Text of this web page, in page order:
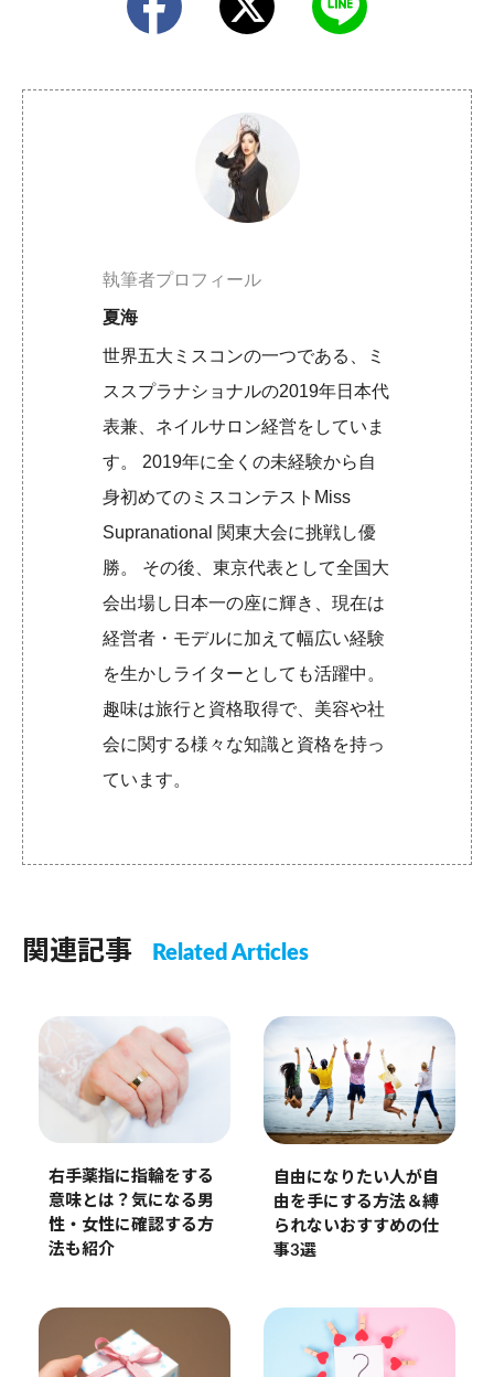
執筆者プロフィール
夏海
世界五大ミスコンの一つである、ミ
ススプラナショナルの2019年日本代
表兼、ネイルサロン経営をしていま
す。 2019年に全くの未経験から自
身初めてのミスコンテストMiss
Supranational 関東大会に挑戦し優
勝。 その後、東京代表として全国大
会出場し日本一の座に輝き、現在は
経営者・モデルに加えて幅広い経験
を生かしライターとしても活躍中。
趣味は旅行と資格取得で、美容や社
会に関する様々な知識と資格を持っ
ています。
関連記事 Related Articles
右手薬指に指輪をする
意味とは？気になる男
性・女性に確認する方
法も紹介
自由になりたい人が自
由を手にする方法＆縛
られないおすすめの仕
事3選